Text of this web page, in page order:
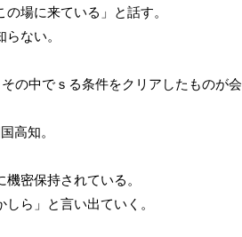
場に来ている」と話す。
ない。
の中でｓる条件をクリアしたものが会
高知。
密保持されている。
ら」と言い出ていく。